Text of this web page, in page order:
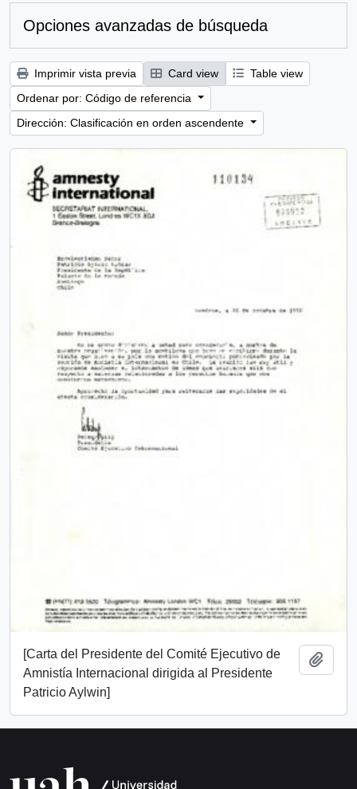
Opciones avanzadas de búsqueda
Imprimir vista previa Card view
Table view
Ordenar por: Código de referencia
Dirección: Clasificación en orden ascendente
[Carta del Presidente del Comité Ejecutivo de
Amnistía Internacional dirigida al Presidente
Patricio Aylwin]